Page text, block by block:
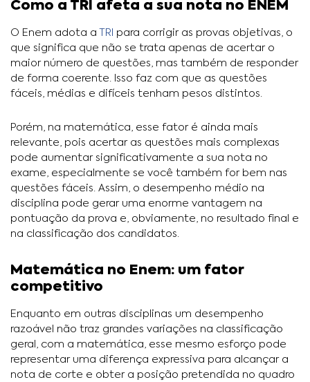
Como a TRI afeta a sua nota no ENEM
O Enem adota a TRI para corrigir as provas objetivas, o
que significa que não se trata apenas de acertar o
maior número de questões, mas também de responder
de forma coerente. Isso faz com que as questões
fáceis, médias e difíceis tenham pesos distintos.
Porém, na matemática, esse fator é ainda mais
relevante, pois acertar as questões mais complexas
pode aumentar significativamente a sua nota no
exame, especialmente se você também for bem nas
questões fáceis. Assim, o desempenho médio na
disciplina pode gerar uma enorme vantagem na
pontuação da prova e, obviamente, no resultado final e
na classificação dos candidatos.
Matemática no Enem: um fator
competitivo
Enquanto em outras disciplinas um desempenho
razoável não traz grandes variações na classificação
geral, com a matemática, esse mesmo esforço pode
representar uma diferença expressiva para alcançar a
nota de corte e obter a posição pretendida no quadro